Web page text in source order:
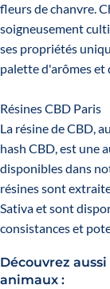
fleurs de chanvre.
soigneusement
ses propriétés
palette d'arômes et
Résines CBD Paris
La résine de CBD,
hash CBD, est une
disponibles dans
résines sont
Sativa et sont
consistances et
Découvrez
animaux :